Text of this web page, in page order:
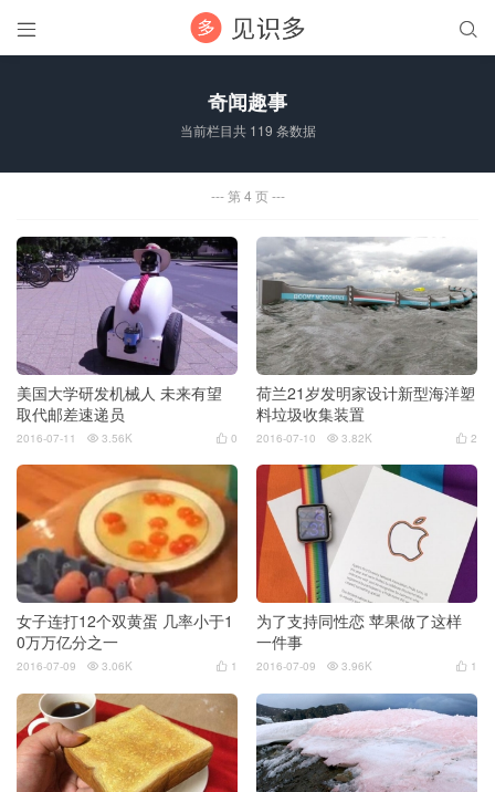
 
奇闻趣事
当前栏目共 119 条数据
第 4 页
美国大学研发机械人 未来有望
取代邮差速递员
 0
2016-07-11  3.56K
荷兰21岁发明家设计新型海洋塑
料垃圾收集装置
 2
2016-07-10  3.82K
女子连打12个双黄蛋 几率小于1
0万万亿分之一
 1
2016-07-09  3.06K
为了支持同性恋 苹果做了这样
一件事
 1
2016-07-09  3.96K